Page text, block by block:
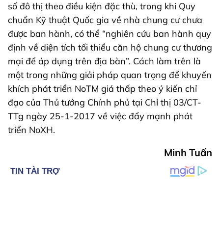
số đô thị theo điều kiện đặc thù, trong khi Quy
chuẩn Kỹ thuật Quốc gia về nhà chung cư chưa
được ban hành, có thể “nghiên cứu ban hành quy
định về diện tích tối thiểu căn hộ chung cư thương
mại để áp dụng trên địa bàn”. Cách làm trên là
một trong những giải pháp quan trọng để khuyến
khích phát triển NoTM giá thấp theo ý kiến chỉ
đạo của Thủ tướng Chính phủ tại Chỉ thị 03/CT-
TTg ngày 25-1-2017 về việc đẩy mạnh phát
triển NoXH.
Minh Tuấn